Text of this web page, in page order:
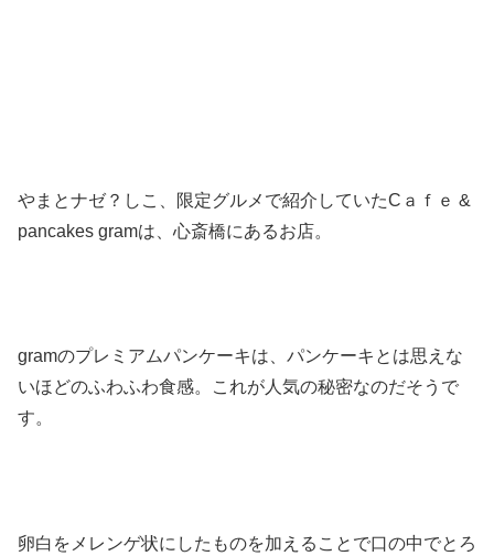
やまとナゼ？しこ、限定グルメで紹介していたCａｆｅ &
pancakes gramは、心斎橋にあるお店。
gramのプレミアムパンケーキは、パンケーキとは思えな
いほどのふわふわ食感。これが人気の秘密なのだそうで
す。
卵白をメレンゲ状にしたものを加えることで口の中でとろ